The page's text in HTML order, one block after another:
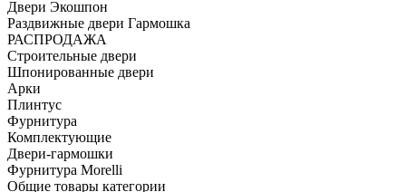
Двери Экошпон
Раздвижные двери Гармошка
РАСПРОДАЖА
Строительные двери
Шпонированные двери
Арки
Плинтус
Фурнитура
Комплектующие
Двери-гармошки
Фурнитура Morelli
Общие товары категории